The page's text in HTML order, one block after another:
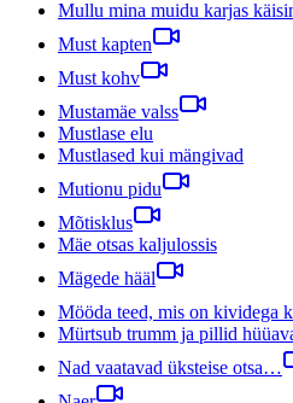
Mullu mina muidu karjas
Must kapten
Must kohv
Mustamäe valss
Mustlase elu
Mustlased kui mängivad
Mutionu pidu
Mõtisklus
Mäe otsas kaljulossis
Mägede hääl
Mööda teed, mis on kividega
Mürtsub trumm ja pillid
Nad vaatavad üksteise otsa…